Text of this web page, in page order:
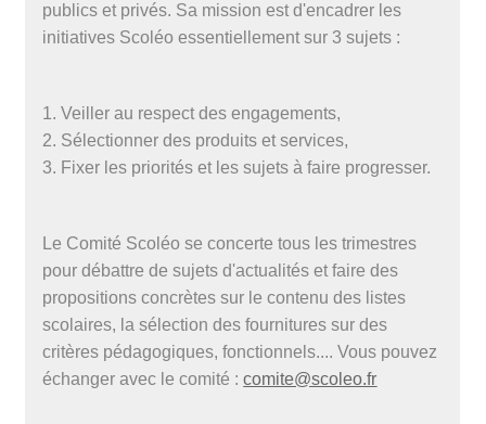
publics et privés. Sa mission est d'encadrer les
initiatives Scoléo essentiellement sur 3 sujets :
1. Veiller au respect des engagements,
2. Sélectionner des produits et services,
3. Fixer les priorités et les sujets à faire progresser.
Le Comité Scoléo se concerte tous les trimestres
pour débattre de sujets d'actualités et faire des
propositions concrètes sur le contenu des listes
scolaires, la sélection des fournitures sur des
critères pédagogiques, fonctionnels.... Vous pouvez
échanger avec le comité :comite@scoleo.fr